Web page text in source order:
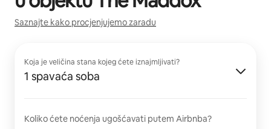
Saznajte kako procjenjujemo zaradu
Koja je veličina stana kojeg ćete iznajmljivati?
1 spavaća soba
Koliko ćete noćenja ugošćavati putem Airbnba?